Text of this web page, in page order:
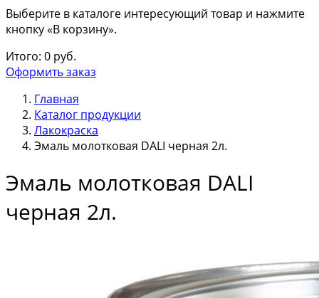
Выберите в каталоге интересующий товар и нажмите
кнопку «В корзину».
Итого: 0 руб.
Оформить заказ
Главная
Каталог продукции
Лакокраска
Эмаль молотковая DALI черная 2л.
Эмаль молотковая DALI
черная 2л.